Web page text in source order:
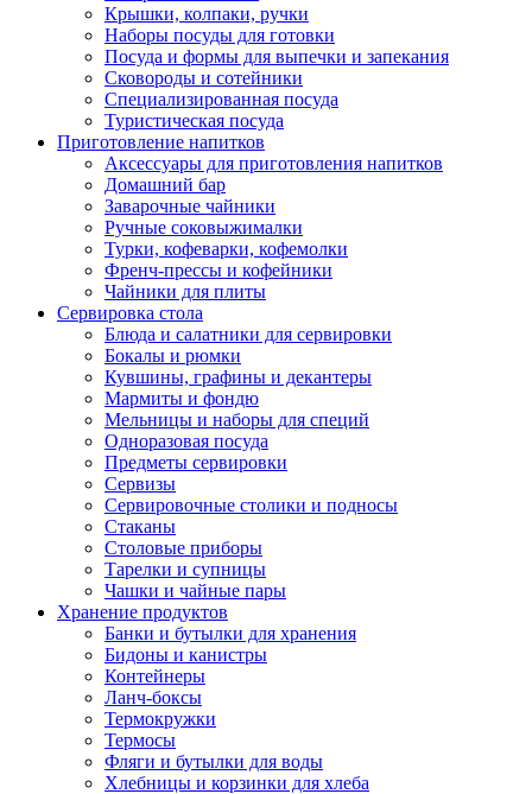
Крышки, колпаки, ручки
Наборы посуды для готовки
Посуда и формы для выпечки и запекания
Сковороды и сотейники
Специализированная посуда
Туристическая посуда
Приготовление напитков
Аксессуары для приготовления напитков
Домашний бар
Заварочные чайники
Ручные соковыжималки
Турки, кофеварки, кофемолки
Френч-прессы и кофейники
Чайники для плиты
Сервировка стола
Блюда и салатники для сервировки
Бокалы и рюмки
Кувшины, графины и декантеры
Мармиты и фондю
Мельницы и наборы для специй
Одноразовая посуда
Предметы сервировки
Сервизы
Сервировочные столики и подносы
Стаканы
Столовые приборы
Тарелки и супницы
Чашки и чайные пары
Хранение продуктов
Банки и бутылки для хранения
Бидоны и канистры
Контейнеры
Ланч-боксы
Термокружки
Термосы
Фляги и бутылки для воды
Хлебницы и корзинки для хлеба